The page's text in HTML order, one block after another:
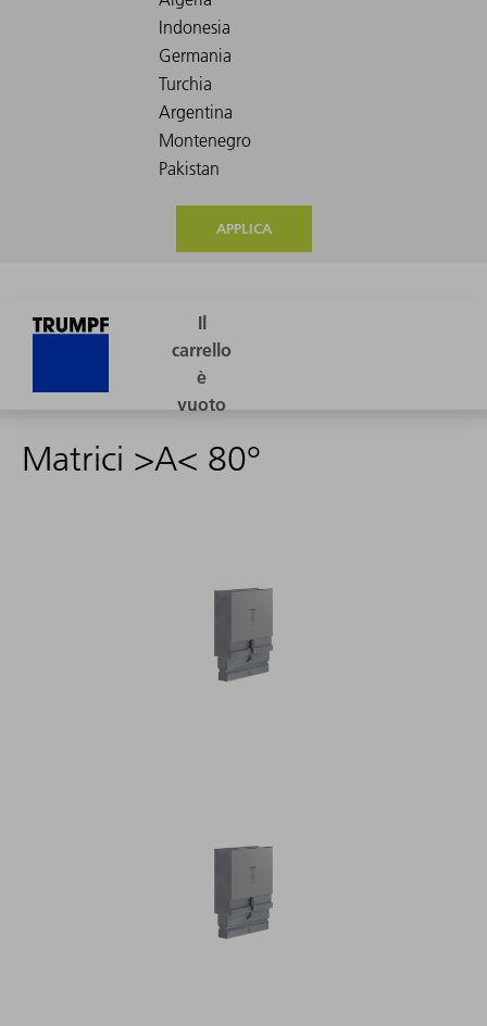
APPLICA
Matrici >A< 80°